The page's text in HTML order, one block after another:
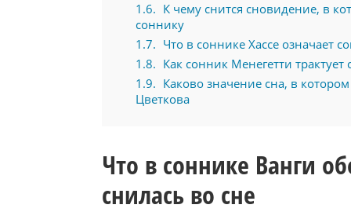
1.6
К чему снится сновидение, в
соннику
1.7
Что в соннике Хассе означает
1.8
Как сонник Менегетти
1.9
Каково значение сна, в
Цветкова
Что в соннике Ванги
снилась во сне